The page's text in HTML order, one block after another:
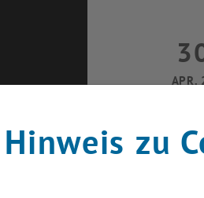
30
APR.
Hinweis zu